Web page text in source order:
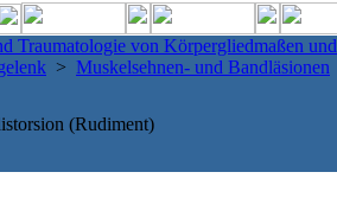
Traumatologie von Körpergliedmaßen und
> Muskelsehnen- und Bandläsionen
(Rudiment)